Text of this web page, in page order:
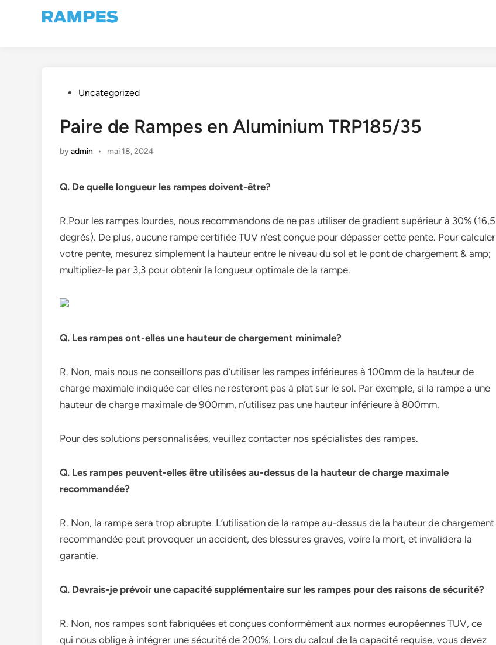
PostedUncategorized
Paire de Rampes en Aluminium TRP185/35
byadmin • mai 18, 2024
Q. De quelle longueur les rampes doivent-être?
R.Pour les rampes lourdes, nous recommandons de ne pas utiliser de gradient supérieur à 30% (16,5
degrés). De plus, aucune rampe certifiée TUV n’est conçue pour dépasser cette pente. Pour calculer
votre pente, mesurez simplement la hauteur entre le niveau du sol et le pont de chargement & amp;
multipliez-le par 3,3 pour obtenir la longueur optimale de la rampe.
Q. Les rampes ont-elles une hauteur de chargement minimale?
R. Non, mais nous ne conseillons pas d’utiliser les rampes inférieures à 100mm de la hauteur de
charge maximale indiquée car elles ne resteront pas à plat sur le sol. Par exemple, si la rampe a une
hauteur de charge maximale de 900mm, n’utilisez pas une hauteur inférieure à 800mm.
Pour des solutions personnalisées, veuillez contacter nos spécialistes des rampes.
Q. Les rampes peuvent-elles être utilisées au-dessus de la hauteur de charge maximale
recommandée?
R. Non, la rampe sera trop abrupte. L’utilisation de la rampe au-dessus de la hauteur de chargement
recommandée peut provoquer un accident, des blessures graves, voire la mort, et invalidera la
garantie.
Q. Devrais-je prévoir une capacité supplémentaire sur les rampes pour des raisons de sécurité?
R. Non, nos rampes sont fabriquées et conçues conformément aux normes européennes TUV, ce
qui nous oblige à intégrer une sécurité de 200%. Lors du calcul de la capacité requise, vous devez